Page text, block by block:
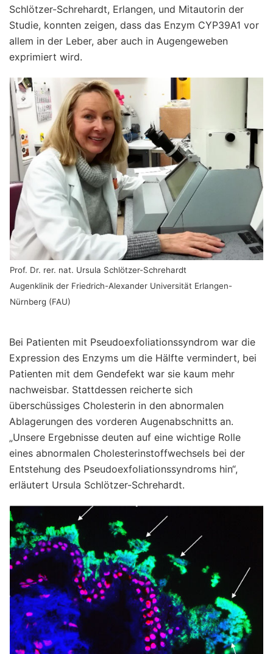
Schlötzer-Schrehardt, Erlangen, und Mitautorin der
Studie, konnten zeigen, dass das Enzym CYP39A1 vor
allem in der Leber, aber auch in Augengeweben
exprimiert wird.
Prof. Dr. rer. nat. Ursula Schlötzer-Schrehardt
Augenklinik der Friedrich-Alexander Universität Erlangen-
Nürnberg (FAU)
Bei Patienten mit Pseudoexfoliationssyndrom war die
Expression des Enzyms um die Hälfte vermindert, bei
Patienten mit dem Gendefekt war sie kaum mehr
nachweisbar. Stattdessen reicherte sich
überschüssiges Cholesterin in den abnormalen
Ablagerungen des vorderen Augenabschnitts an.
„Unsere Ergebnisse deuten auf eine wichtige Rolle
eines abnormalen Cholesterinstoffwechsels bei der
Entstehung des Pseudoexfoliationssyndroms hin“,
erläutert Ursula Schlötzer-Schrehardt.